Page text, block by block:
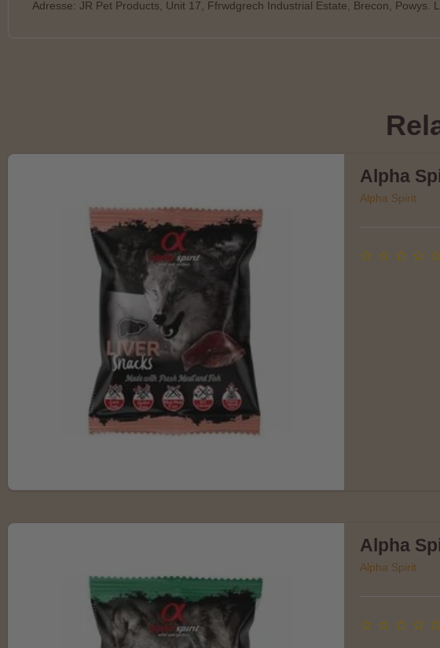
Adresse: JR Pet Products, Unit 17, Ffrwdgrech Industrial Estate, Brecon, Powys.
Alpha
Alpha Spirit
Alpha
Alpha Spirit